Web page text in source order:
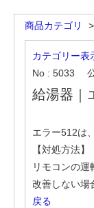
商品カテゴリ >
カテゴリー表
No : 5033
給湯器｜
エラー512は
【対処方法】
リモコンの
改善しない場
戻る